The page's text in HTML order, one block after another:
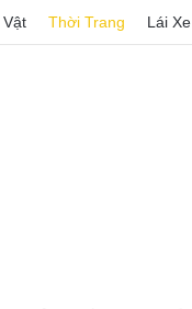
Vật Thời Trang Lái Xe